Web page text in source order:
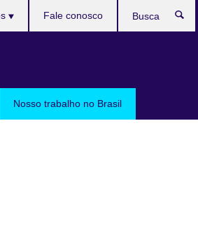
Nosso trabalho no Brasil
Fale conosco